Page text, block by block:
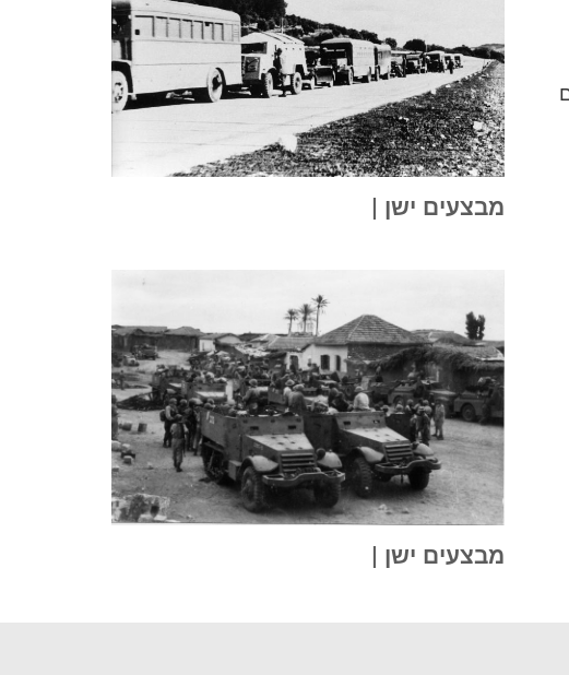
מבצעים ישן |
מבצעים ישן |